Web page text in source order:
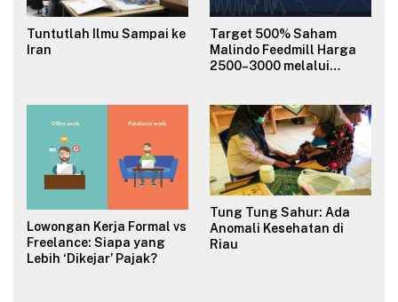
Tuntutlah Ilmu Sampai ke
Iran
Target 500% Saham
Malindo Feedmill Harga
2500–3000 melalui
Lowongan Kerja Formal vs
Freelance: Siapa yang
Lebih ‘Dikejar’ Pajak?
Tung Tung Sahur: Ada
Anomali Kesehatan di
Riau